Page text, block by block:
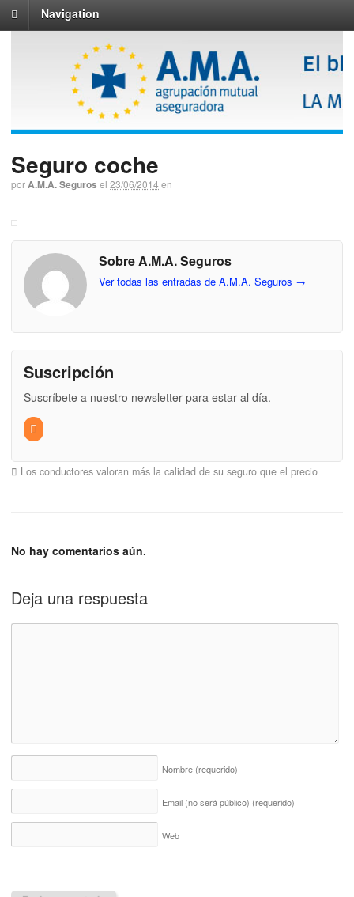
Navigation
Seguro coche
porA.M.A. Seguros el 23/06/2014 en
Sobre A.M.A. Seguros
Ver todas las entradas de A.M.A. Seguros →
Suscripción
Suscríbete a nuestro newsletter para estar al día.
Los conductores valoran más la calidad de su seguro que el precio
No hay comentarios aún.
Deja una respuesta
Nombre (requerido)
Email (no será público) (requerido)
Web